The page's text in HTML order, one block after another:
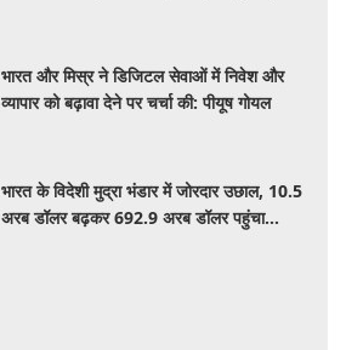
भारत और मिस्र ने डिजिटल सेवाओं में निवेश और
व्यापार को बढ़ावा देने पर चर्चा की: पीयूष गोयल
भारत के विदेशी मुद्रा भंडार में जोरदार उछाल, 10.5
अरब डॉलर बढ़कर 692.9 अरब डॉलर पहुंचा